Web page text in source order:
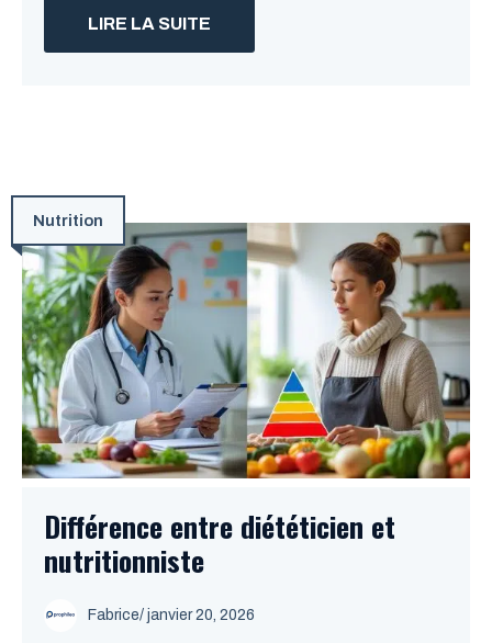
LIRE LA SUITE
Nutrition
Différence entre diététicien et
nutritionniste
Fabrice/ janvier 20, 2026